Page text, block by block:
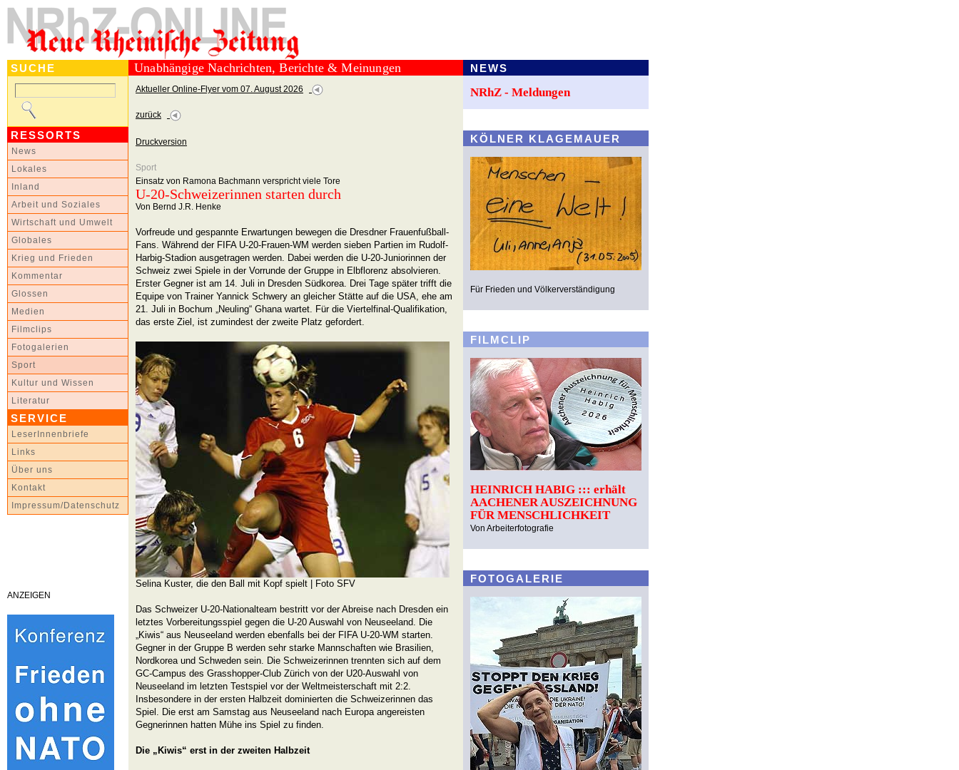
SUCHE
RESSORTS
News
Lokales
Inland
Arbeit und Soziales
Wirtschaft und Umwelt
Globales
Krieg und Frieden
Kommentar
Glossen
Medien
Filmclips
Fotogalerien
Sport
Kultur und Wissen
Literatur
SERVICE
LeserInnenbriefe
Links
Über uns
Kontakt
Impressum/Datenschutz
ANZEIGEN
Unabhängige Nachrichten, Berichte & Meinungen
Aktueller Online-Flyer vom 07. August 2026
zurück
Druckversion
Sport
Einsatz von Ramona Bachmann verspricht viele Tore
U-20-Schweizerinnen starten durch
Von Bernd J.R. Henke
Vorfreude und gespannte Erwartungen bewegen die Dresdner Frauenfußball-
Fans. Während der FIFA U-20-Frauen-WM werden sieben Partien im Rudolf-
Harbig-Stadion ausgetragen werden. Dabei werden die U-20-Juniorinnen der
Schweiz zwei Spiele in der Vorrunde der Gruppe in Elbflorenz absolvieren.
Erster Gegner ist am 14. Juli in Dresden Südkorea. Drei Tage später trifft die
Equipe von Trainer Yannick Schwery an gleicher Stätte auf die USA, ehe am
21. Juli in Bochum „Neuling“ Ghana wartet. Für die Viertelfinal-Qualifikation,
das erste Ziel, ist zumindest der zweite Platz gefordert.
Selina Kuster, die den Ball mit Kopf spielt | Foto SFV
Das Schweizer U-20-Nationalteam bestritt vor der Abreise nach Dresden ein
letztes Vorbereitungsspiel gegen die U-20 Auswahl von Neuseeland. Die
„Kiwis“ aus Neuseeland werden ebenfalls bei der FIFA U-20-WM starten.
Gegner in der Gruppe B werden sehr starke Mannschaften wie Brasilien,
Nordkorea und Schweden sein. Die Schweizerinnen trennten sich auf dem
GC-Campus des Grasshopper-Club Zürich von der U20-Auswahl von
Neuseeland im letzten Testspiel vor der Weltmeisterschaft mit 2:2.
Insbesondere in der ersten Halbzeit dominierten die Schweizerinnen das
Spiel. Die erst am Samstag aus Neuseeland nach Europa angereisten
Gegnerinnen hatten Mühe ins Spiel zu finden.
Die „Kiwis“ erst in der zweiten Halbzeit
NEWS
NRhZ - Meldungen
KÖLNER KLAGEMAUER
Für Frieden und Völkerverständigung
FILMCLIP
HEINRICH HABIG ::: erhält
AACHENER AUSZEICHNUNG
FÜR MENSCHLICHKEIT
Von Arbeiterfotografie
FOTOGALERIE